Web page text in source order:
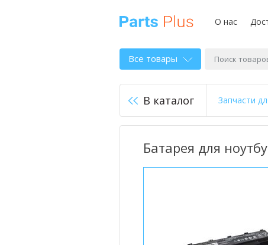
О нас
Все товары
В каталог Запчасти
Батарея для